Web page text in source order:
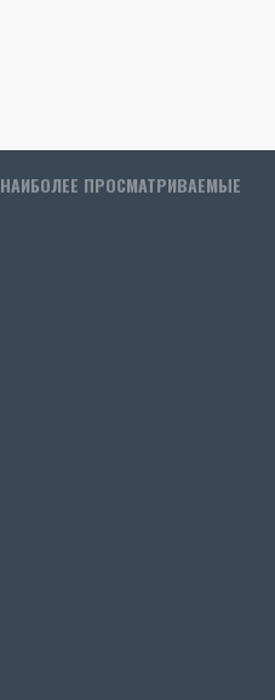
НАИБОЛЕЕ ПРОСМАТРИВАЕМЫЕ